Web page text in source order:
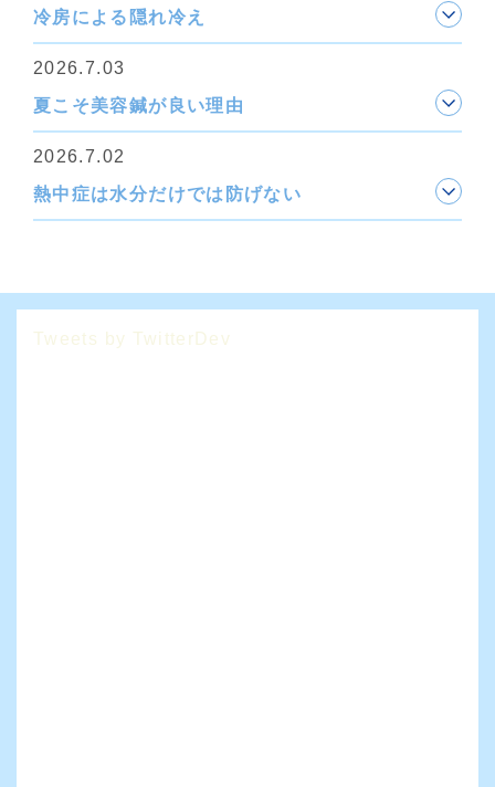
冷房による隠れ冷え
2026.7.03
夏こそ美容鍼が良い理由
2026.7.02
熱中症は水分だけでは防げない
Tweets by TwitterDev